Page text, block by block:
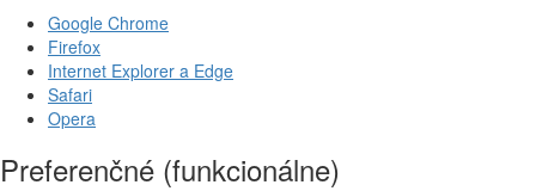
Google Chrome
Firefox
Internet Explorer a Edge
Safari
Opera
Preferenčné (funkcionálne)